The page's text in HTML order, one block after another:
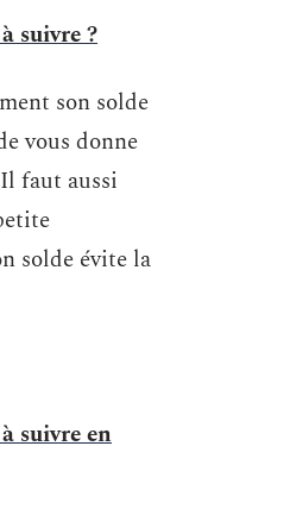
suivre ?
son solde
vous donne
faut aussi
solde évite la
suivre en